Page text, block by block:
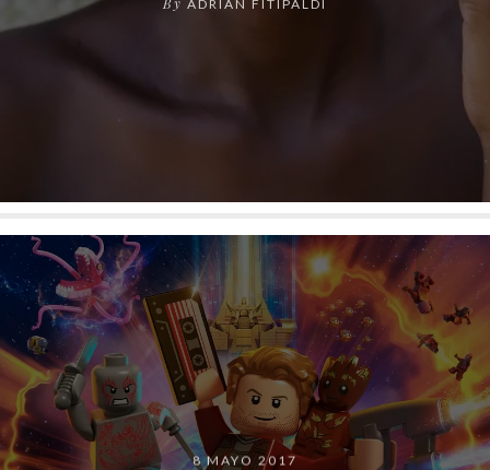
ADRIÁN FITIPALDI
8 MAYO 2017